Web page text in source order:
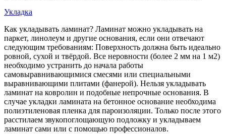
Укладка
Как укладывать ламинат? Ламинат можно укладывать на
паркет, линолеум и другие основания, если они отвечают
следующим требованиям: Поверхность должна быть идеально
ровной, сухой и твёрдой. Все неровности (более 2 мм на 1 м2)
необходимо устранить до начала работы
самовыравнивающимися смесями или специальными
выравнивающими плитами (фанерой). Нельзя укладывать
ламинат на ковролин и подобные непрочные основания. В
случае укладки ламината на бетонное основание необходима
полиэтиленовая пленка для пароизоляции. Только после этого
расстилаем звукопоглощающую подложку и укладываем
ламинат сами или с помощью профессионалов.